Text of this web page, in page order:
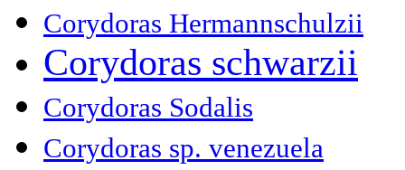
Corydoras Hermannschulzii
Corydoras schwarzii
Corydoras Sodalis
Corydoras sp. venezuela